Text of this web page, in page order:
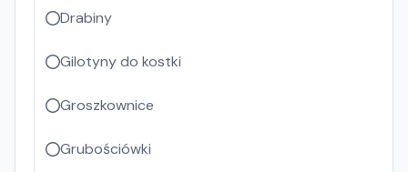
Drabiny
Gilotyny do kostki
Groszkownice
Grubościówki